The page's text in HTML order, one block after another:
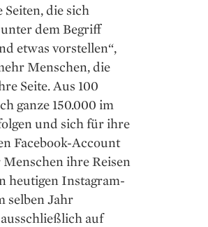
die sich
dem Begriff
etwas vorstellen“,
Menschen, die
Seite. Aus 100
ganze 150.000 im
und sich für ihre
Facebook-Account
ihre Reisen
heutigen Insta­gram-
selben Jahr
auf